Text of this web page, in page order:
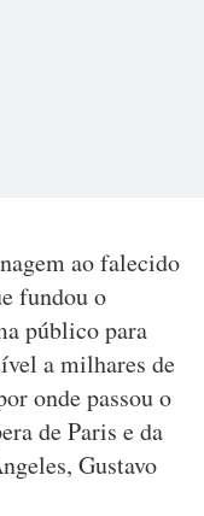
ao falecido
fundou o
público para
a milhares de
onde passou o
de Paris e da
Gustavo